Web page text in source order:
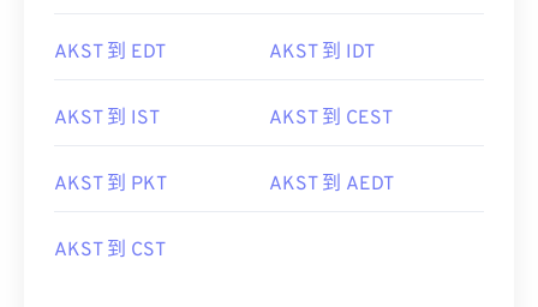
AKST 到 EDT AKST 到 IDT
AKST 到 IST AKST 到 CEST
AKST 到 PKT AKST 到 AEDT
AKST 到 CST